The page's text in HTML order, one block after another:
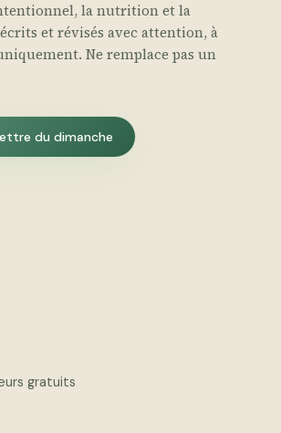
la nutrition et la
et révisés avec attention, à
Ne remplace pas un
du dimanche
gratuits